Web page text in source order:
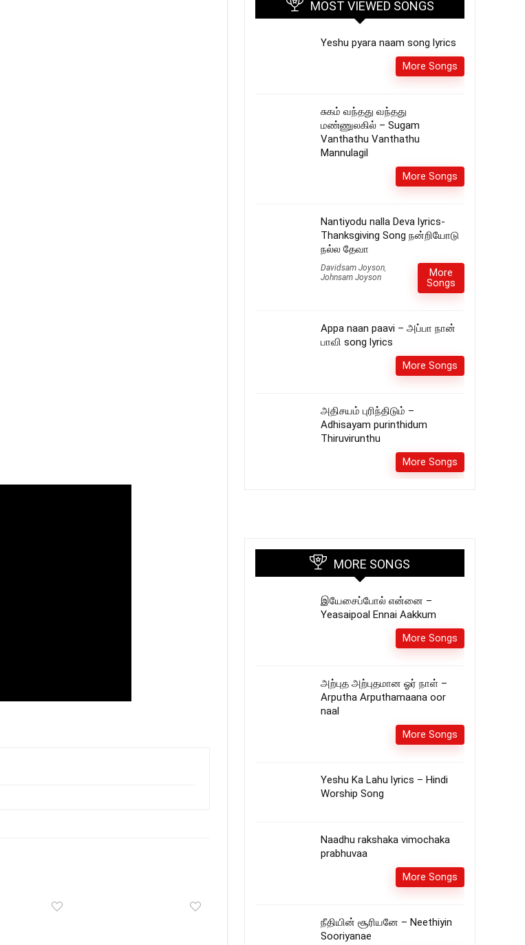
MOST VIEWED SONGS
Yeshu pyara naam song lyrics
More Songs
சுகம் வந்தது வந்தது
மண்ணுலகில் – Sugam
Vanthathu Vanthathu
Mannulagil
More Songs
Nantiyodu nalla Deva lyrics-
Thanksgiving Song நன்றியோடு
நல்ல தேவா
Davidsam Joyson,
Johnsam Joyson
More
Songs
Appa naan paavi – அப்பா நான்
பாவி song lyrics
More Songs
அதிசயம் புரிந்திடும் –
Adhisayam purinthidum
Thiruvirunthu
More Songs
MORE SONGS
இயேசைப்போல் என்னை –
Yeasaipoal Ennai Aakkum
More Songs
அற்புத அற்புதமான ஓர் நாள் –
Arputha Arputhamaana oor
naal
More Songs
Yeshu Ka Lahu lyrics – Hindi
Worship Song
Naadhu rakshaka vimochaka
prabhuvaa
More Songs
நீதியின் சூரியனே – Neethiyin
Sooriyanae